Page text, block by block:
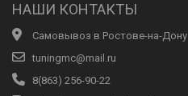
НАШИ КОНТАКТЫ
Самовывоз в Ростове-на-Дону
tuningmc@mail.ru
8(863) 256-90-22